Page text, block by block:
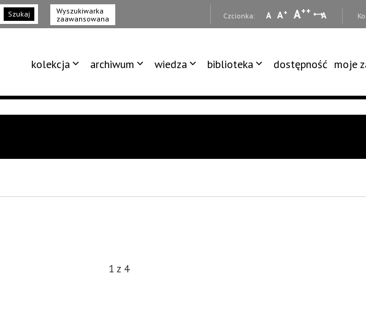
Szukaj
Wyszukiwarka
zaawansowana
Czcionka: A A+ A++ A
kolekcja archiwum wiedza biblioteka dostępność moje
1 z 4